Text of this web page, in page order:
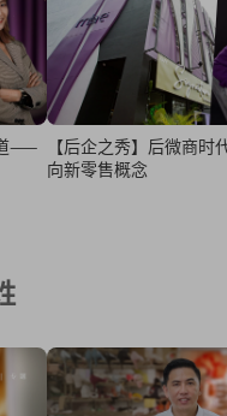
——
【后企之秀】后微商时
向新零售概念